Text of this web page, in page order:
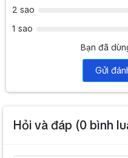
2 sao
1 sao
Bạn đã
Gửi
Hỏi và đáp (0 bình